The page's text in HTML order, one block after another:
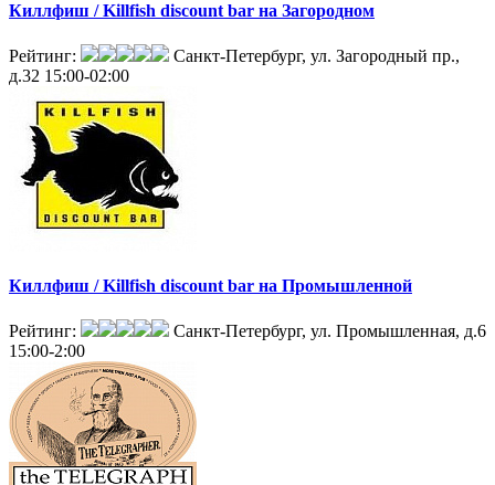
Киллфиш / Killfish discount bar на Загородном
Рейтинг:
Санкт-Петербург, ул. Загородный пр.,
д.32 15:00-02:00
Киллфиш / Killfish discount bar на Промышленной
Рейтинг:
Санкт-Петербург, ул. Промышленная, д.6
15:00-2:00